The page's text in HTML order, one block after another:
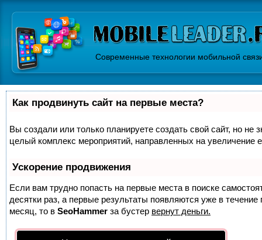
Современные технологии мобильной
Как продвинуть сайт на первые места?
Вы создали или только планируете создать свой сайт, но не
целый комплекс мероприятий, направленных на увеличение
Ускорение продвижения
Если вам трудно попасть на первые места в поиске
десятки раз, а первые результаты появляются уже в
месяц, то в SeoHammer за бустер вернут деньги.